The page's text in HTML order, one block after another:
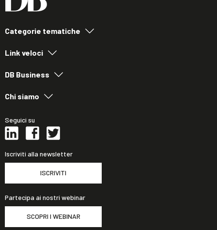
Categorie tematiche
Link veloci
DB Business
Chi siamo
Seguici su
Iscriviti alla newsletter
ISCRIVITI
Partecipa ai nostri webinar
SCOPRI I WEBINAR